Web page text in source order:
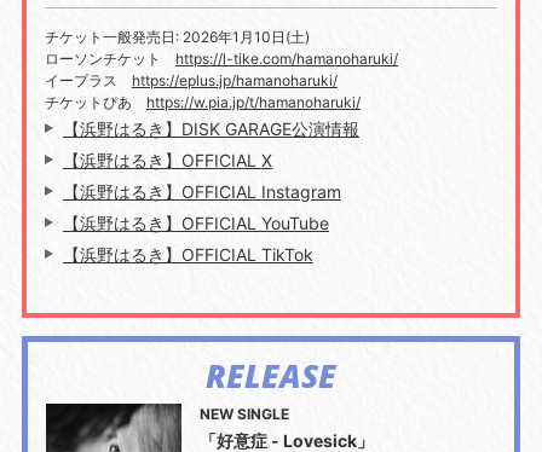
チケット一般発売日: 2026年1月10日(土)
ローソンチケット https://l-tike.com/hamanoharuki/
イープラス https://eplus.jp/hamanoharuki/
チケットぴあ https://w.pia.jp/t/hamanoharuki/
【浜野はるき】DISK GARAGE公演情報
【浜野はるき】OFFICIAL X
【浜野はるき】OFFICIAL Instagram
【浜野はるき】OFFICIAL YouTube
【浜野はるき】OFFICIAL TikTok
RELEASE
NEW SINGLE
「好意症 - Lovesick」